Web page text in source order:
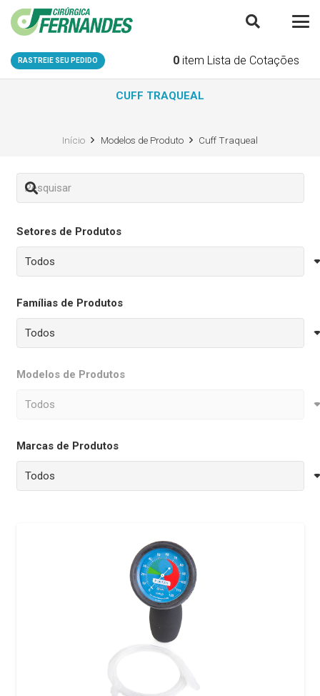
RASTREIE SEU PEDIDO 0 item Lista de Cotações
CUFF TRAQUEAL
Início Modelos de Produto Cuff Traqueal
Setores de Produtos
Famílias de Produtos
Modelos de Produtos
Marcas de Produtos